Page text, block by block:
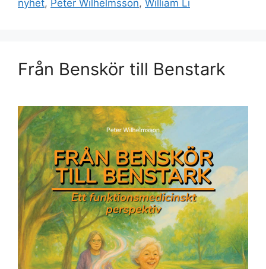
nyhet, Peter Wilhelmsson, William Li
Från Benskör till Benstark